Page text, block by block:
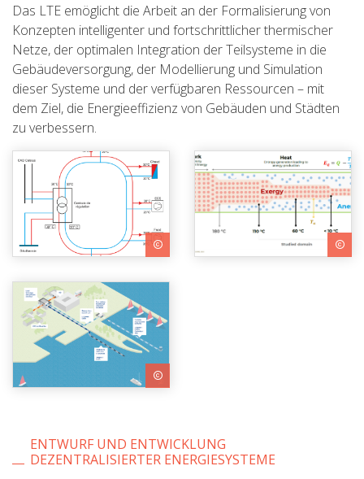
Das LTE emöglicht die Arbeit an der Formalisierung von
Konzepten intelligenter und fortschrittlicher thermischer
Netze, der optimalen Integration der Teilsysteme in die
Gebäudeversorgung, der Modellierung und Simulation
dieser Systeme und der verfügbaren Ressourcen – mit
dem Ziel, die Energieeffizienz von Gebäuden und Städten
zu verbessern.
ENTWURF UND ENTWICKLUNG
DEZENTRALISIERTER ENERGIESYSTEME